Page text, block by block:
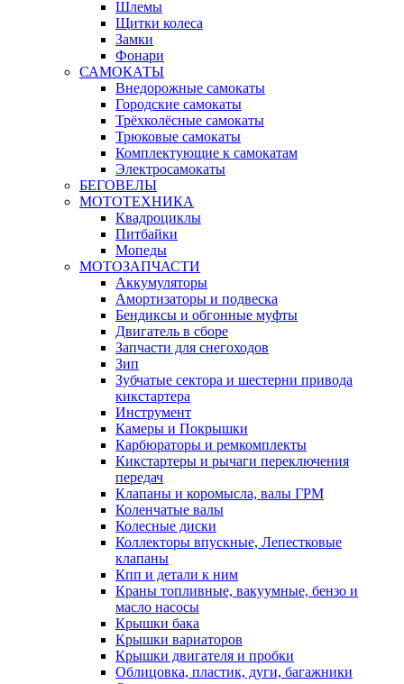
Шлемы
Щитки колеса
Замки
Фонари
САМОКАТЫ
Внедорожные самокаты
Городские самокаты
Трёхколёсные самокаты
Трюковые самокаты
Комплектующие к самокатам
Электросамокаты
БЕГОВЕЛЫ
МОТОТЕХНИКА
Квадроциклы
Питбайки
Мопеды
МОТОЗАПЧАСТИ
Аккумуляторы
Амортизаторы и подвеска
Бендиксы и обгонные муфты
Двигатель в сборе
Запчасти для снегоходов
Зип
Зубчатые сектора и шестерни привода
кикстартера
Инструмент
Камеры и Покрышки
Карбюраторы и ремкомплекты
Кикстартеры и рычаги переключения
передач
Клапаны и коромысла, валы ГРМ
Коленчатые валы
Колесные диски
Коллекторы впускные, Лепестковые
клапаны
Кпп и детали к ним
Краны топливные, вакуумные, бензо и
масло насосы
Крышки бака
Крышки вариаторов
Крышки двигателя и пробки
Облицовка, пластик, дуги, багажники